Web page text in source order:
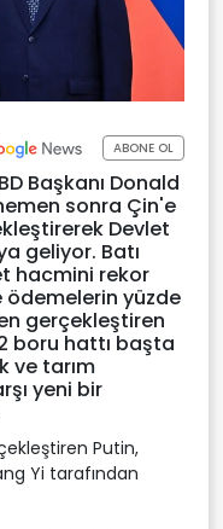
ABONE OL
Başkanı Donald
sonra Çin'e
Devlet
geliyor. Batı
hacmini rekor
ödemelerin yüzde
gerçekleştiren
boru hattı başta
ve tarım
yeni bir
Putin,
Yi tarafından